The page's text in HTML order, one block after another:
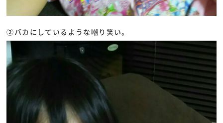
②バカにしているような嘲り笑い。